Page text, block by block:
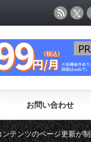
お問い合わせ
限されています）